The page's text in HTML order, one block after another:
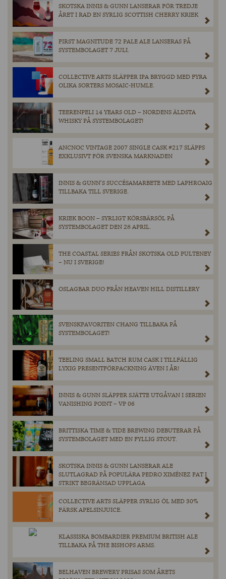
SKOTSKA INNIS & GUNN LANSERAR FÖR TREDJE
ÅRET I RAD EN SYRLIG SCOTTISH CHERRY KRIEK
FIRST MAGNITUDE 72 PALE ALE LANSERAS PÅ
SYSTEMBOLAGET 7 JULI.
COLLECTIVE ARTS SLÄPPER IPA BRYGGD MED FYRA
OLIKA SORTERS MOSAIC-HUMLE.
TEERENPELI 14 YEARS OLD – NORDENS ÄLDSTA
WHISKY PÅ SYSTEMBOLAGET!
ANCNOC VINTAGE 2007 SINGLE CASK #217 SLÄPPS
EXKLUSIVT FÖR SVENSKA MARKNADEN
INNIS & GUNN’S SUCCÉSAMARBETE MED LAPHROAIG
TILLBAKA TILL SVERIGE.
KRIEK BOON – SYRLIGT KÖRSBÄRSÖL PÅ
SYSTEMBOLAGET DEN 28 APRIL.
THE COASTAL SERIES FRÅN SKOTSKA OLD PULTENEY
– NU I SVERIGE!
OSLAGBAR DUO FRÅN HEAVEN HILL DISTILLERY
SVENSKFAVORITEN CHANG TILLBAKA PÅ
SYSTEMBOLAGET!
TEELING SMALL BATCH RUM CASK I TILLFÄLLIG
LYXIG PRESENTFÖRPACKNING ÄVEN I ÅR!
INNIS & GUNN SLÄPPER SJÄTTE UTGÅVAN I SERIEN
VANISHING POINT – VP 06
BRITTISKA TIME & TIDE BREWING DEBUTERAR PÅ
SYSTEMBOLAGET MED EN FYLLIG STOUT.
SKOTSKA INNIS & GUNN LANSERAR ALE
SLUTLAGRAD PÅ POPULÄRA PEDRO XIMÉNEZ FAT I
STRIKT BEGRÄNSAD UPPLAGA
COLLECTIVE ARTS SLÄPPER SYRLIG ÖL MED 30%
FÄRSK APELSINJUICE.
KLASSISKA BOMBARDIER PREMIUM BRITISH ALE
TILLBAKA PÅ THE BISHOPS ARMS.
BELHAVEN BREWERY PRISAS SOM ÅRETS